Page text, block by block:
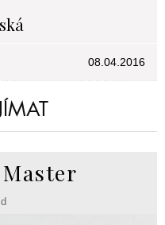
08.04.2016